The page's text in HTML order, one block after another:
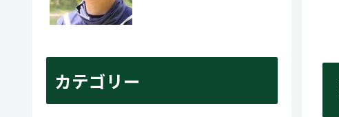
カテゴリー